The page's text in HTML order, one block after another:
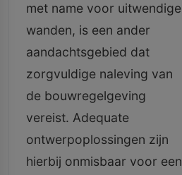
met name voor uitwendige
wanden, is een ander
aandachtsgebied dat
zorgvuldige naleving van
de bouwregelgeving
vereist. Adequate
ontwerpoplossingen zijn
hierbij onmisbaar voor een